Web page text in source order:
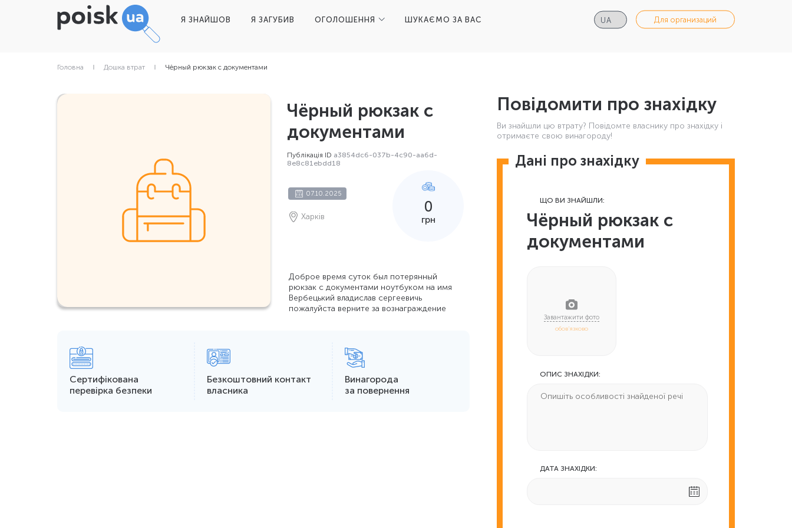
Я ЗНАЙШОВ Я ЗАГУБИВ ОГОЛОШЕННЯ ШУКАЄМО ЗА ВАС Для организаций
Головна Дошка втрат Чёрный рюкзак с документами
Чёрный рюкзак с
документами
Публікація ID a3854dc6-037b-4c90-aa6d-
8e8c81ebdd18
07.10.2025
Харків
0
грн
Доброе время суток был потерянный
рюкзак с документами ноутбуком на имя
Вербецький владислав сергеевичь
пожалуйста верните за вознаграждение
Сертифікована
перевірка безпеки
Безкоштовний контакт
власника
Винагорода
за повернення
Повідомити про знахідку
Ви знайшли цю втрату? Повідомте власнику про знахідку і
отримаєте свою винагороду!
Дані про знахідку
ЩО ВИ ЗНАЙШЛИ:
Чёрный рюкзак с
документами
обов'язково
ОПИС ЗНАХІДКИ:
ДАТА ЗНАХІДКИ: